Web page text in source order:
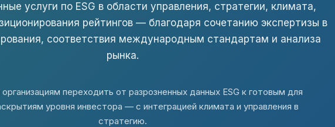
услуги по ESG в области управления, стратегии, климата,
рейтингов — благодаря сочетанию экспертизы в
соответствия международным стандартам и анализа
рынка.
переходить от разрозненных данных ESG к готовым для
уровня инвестора — с интеграцией климата и управления в
стратегию.